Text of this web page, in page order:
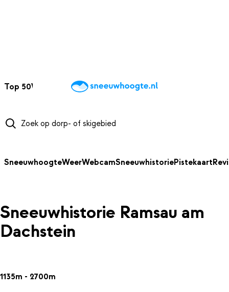
Top 50Webcams WintersportweerKaarten
SneeuwhoogteWeerWebcamSneeuwhistoriePistekaart
Sneeuwhistorie Ramsau am
Dachstein
1135m - 2700m